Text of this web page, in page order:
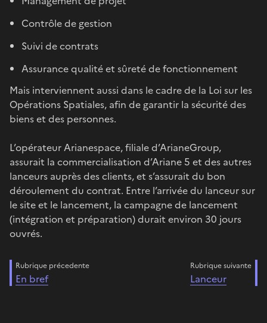
Contrôle de gestion
Suivi de contrats
Assurance qualité et sûreté de fonctionnement
Mais interviennent aussi dans le cadre de la Loi sur les
Opérations Spatiales, afin de garantir la sécurité des
biens et des personnes.
L’opérateur Arianespace, filiale d’ArianeGroup,
assurait la commercialisation d’Ariane 5 et des autres
lanceurs auprès des clients, et s’assurait du bon
déroulement du contrat. Entre l’arrivée du lanceur sur
le site et le lancement, la campagne de lancement
(intégration et préparation) durait environ 30 jours
ouvrés.
Rubrique précedente
En bref
Rubrique suivante
Lanceur